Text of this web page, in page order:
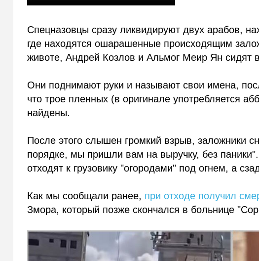
Спецназовцы сразу ликвидируют двух арабов,
где находятся ошарашенные происходящим
животе, Андрей Козлов и Альмог Меир Ян сидят
Они поднимают руки и называют свои имена,
что трое пленных (в оригинале употребляется
найдены.
После этого слышен громкий взрыв, заложники
порядке, мы пришли вам на выручку, без
отходят к грузовику "огородами" под огнем, а
Как мы сообщали ранее, при отходе получил
Змора, который позже скончался в больнице